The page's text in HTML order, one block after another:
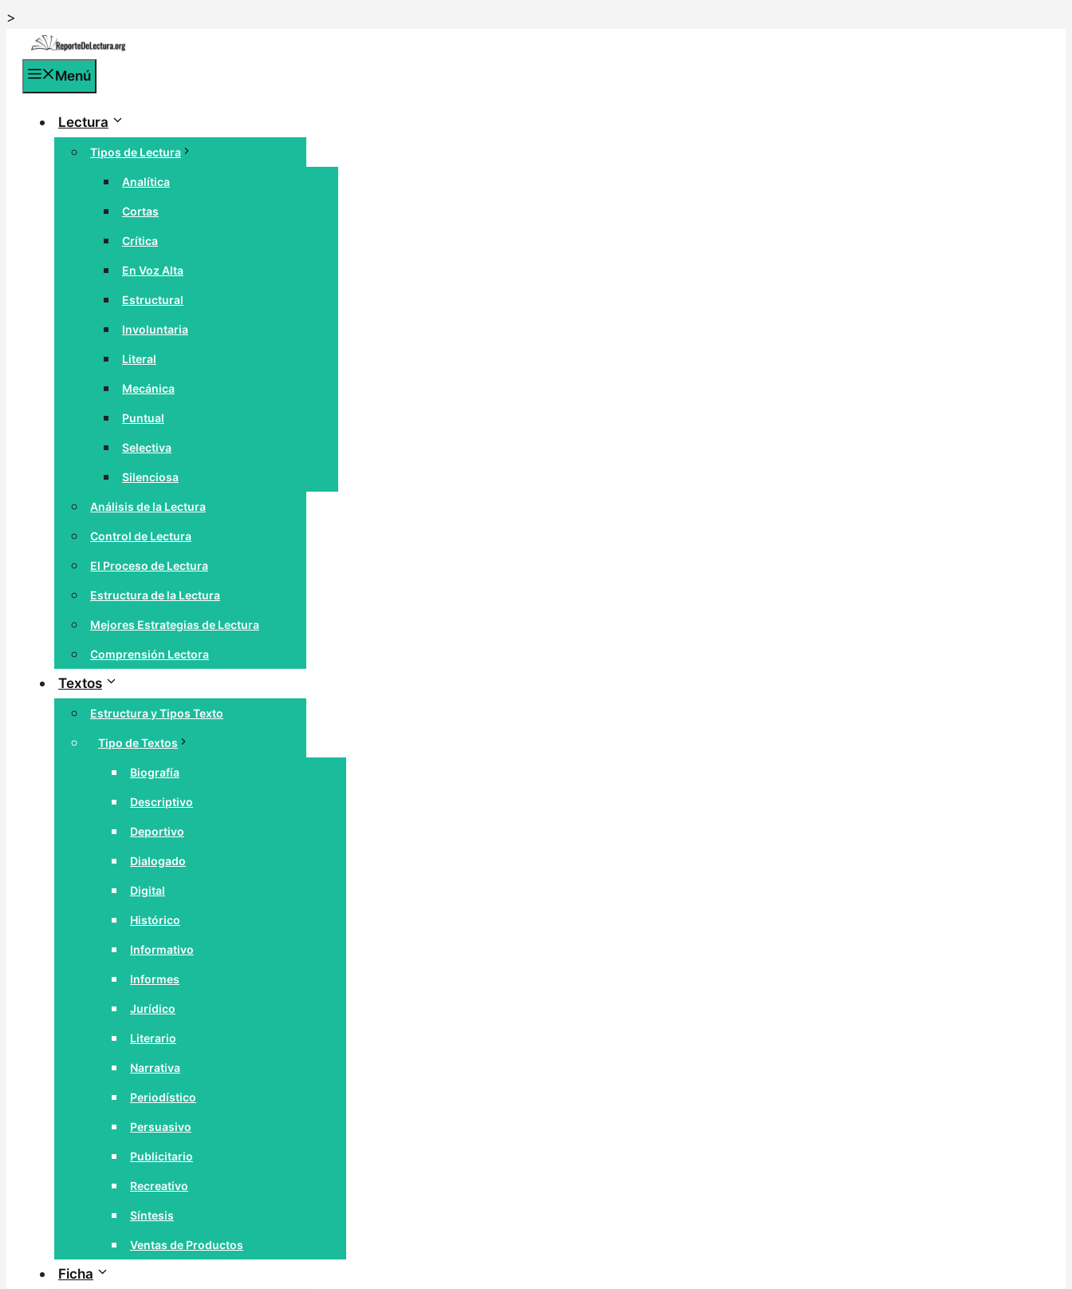
>
contenido
Menú
Lectura
Tipos de Lectura
Analítica
Cortas
Crítica
En Voz Alta
Estructural
Involuntaria
Literal
Mecánica
Puntual
Selectiva
Silenciosa
Análisis de la Lectura
Control de Lectura
El Proceso de Lectura
Estructura de la Lectura
Mejores Estrategias de Lectura
Comprensión Lectora
Textos
Estructura y Tipos Texto
Tipo de Textos
Biografía
Descriptivo
Deportivo
Dialogado
Digital
Histórico
Informativo
Informes
Jurídico
Literario
Narrativa
Periodístico
Persuasivo
Publicitario
Recreativo
Síntesis
Ventas de Productos
Ficha